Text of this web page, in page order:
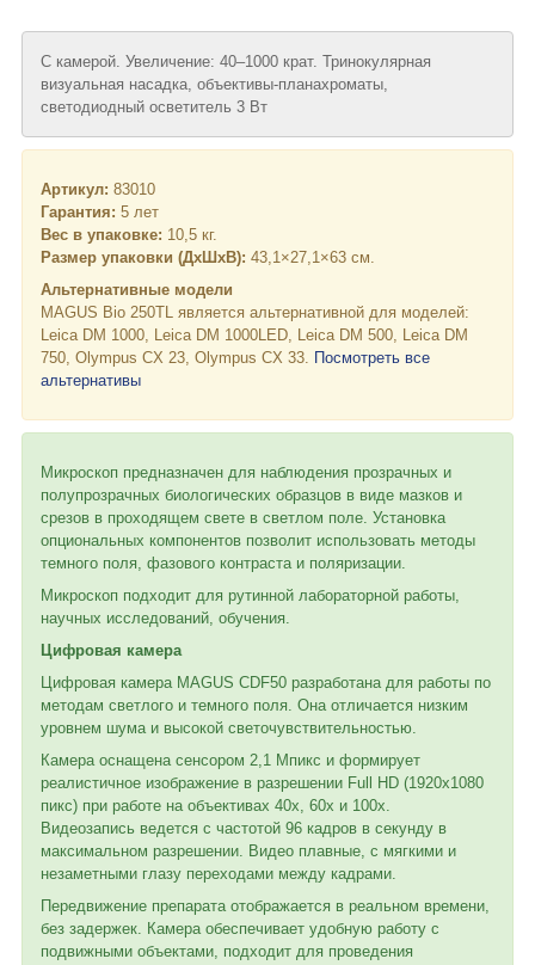
С камерой. Увеличение: 40–1000 крат. Тринокулярная
визуальная насадка, объективы-планахроматы,
светодиодный осветитель 3 Вт
Артикул: 83010
Гарантия: 5 лет
Вес в упаковке: 10,5 кг.
Размер упаковки (ДхШхВ): 43,1×27,1×63 см.
Альтернативные модели
MAGUS Bio 250TL является альтернативной для моделей:
Leica DM 1000, Leica DM 1000LED, Leica DM 500, Leica DM
750, Olympus CX 23, Olympus CX 33.
Посмотреть все
альтернативы
Микроскоп предназначен для наблюдения прозрачных и
полупрозрачных биологических образцов в виде мазков и
срезов в проходящем свете в светлом поле. Установка
опциональных компонентов позволит использовать методы
темного поля, фазового контраста и поляризации.
Микроскоп подходит для рутинной лабораторной работы,
научных исследований, обучения.
Цифровая камера
Цифровая камера MAGUS CDF50 разработана для работы по
методам светлого и темного поля. Она отличается низким
уровнем шума и высокой светочувствительностью.
Камера оснащена сенсором 2,1 Мпикс и формирует
реалистичное изображение в разрешении Full HD (1920x1080
пикс) при работе на объективах 40х, 60х и 100х.
Видеозапись ведется с частотой 96 кадров в секунду в
максимальном разрешении. Видео плавные, с мягкими и
незаметными глазу переходами между кадрами.
Передвижение препарата отображается в реальном времени,
без задержек. Камера обеспечивает удобную работу с
подвижными объектами, подходит для проведения